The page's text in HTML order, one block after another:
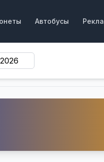
Автобусы